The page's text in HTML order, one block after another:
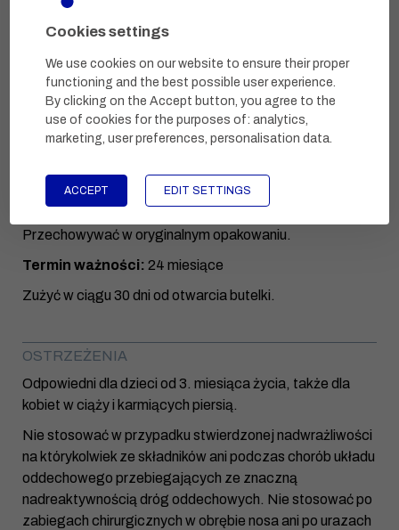
Cookies settings
We use cookies on our website to ensure their proper
functioning and the best possible user experience.
By clicking on the Accept button, you agree to the
use of cookies for the purposes of:analytics,
marketing, user preferences, personalisation data
ACCEPT EDIT SETTINGS
pomiędzy kolejnymi dawkami należy ustawić aplikator
pionowo, skierować go w wolną przestrzeń i nacisnąć,
aby uzupełnić roztwór w dyszy rozpylającej.
PRZECHOWYWANIE I TERMIN WAŻNOŚCI
Przechowywać w temperaturze 5–25°C. Chronić przed
bezpośrednim działaniem promieni słonecznych.
Przechowywać w oryginalnym opakowaniu.
Termin ważności: 24 miesiące
Zużyć w ciągu 30 dni od otwarcia butelki.
OSTRZEŻENIA
Odpowiedni dla dzieci od 3. miesiąca życia, także dla
kobiet w ciąży i karmiących piersią.
Nie stosować w przypadku stwierdzonej nadwrażliwości
na którykolwiek ze składników ani podczas chorób układu
oddechowego przebiegających ze znaczną
nadreaktywnością dróg oddechowych. Nie stosować po
zabiegach chirurgicznych w obrębie nosa ani po urazach